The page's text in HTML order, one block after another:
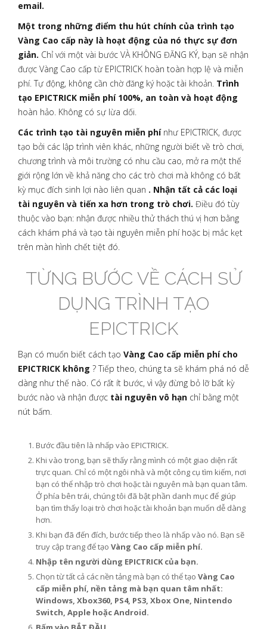
email.
Một trong những điểm thu hút chính của trình tạo
Vàng Cao cấp này là hoạt động của nó thực sự đơn
giản. Chỉ với một vài bước VÀ KHÔNG ĐĂNG KÝ, bạn sẽ nhận
được Vàng Cao cấp từ EPICTRICK hoàn toàn hợp lệ và miễn
phí. Tự động, không cần chờ đăng ký hoặc tài khoản. Trình
tạo EPICTRICK miễn phí 100%, an toàn và hoạt động
hoàn hảo. Không có sự lừa dối.
Các trình tạo tài nguyên miễn phínhư EPICTRICK, được
tạo bởi các lập trình viên khác, những người biết về trò chơi,
chương trình và môi trường có nhu cầu cao, mở ra một thế
giới rộng lớn về khả năng cho các trò chơi mà không có bất
kỳ mục đích sinh lợi nào liên quan . Nhận tất cả các loại
tài nguyên và tiến xa hơn trong trò chơi. Điều đó tùy
thuộc vào bạn: nhận được nhiều thử thách thú vị hơn bằng
cách khám phá và tạo tài nguyên miễn phí hoặc bị mắc kẹt
trên màn hình chết tiệt đó.
TỪNG BƯỚC VỀ CÁCH SỬ
DỤNG TRÌNH TẠO
EPICTRICK
Bạn có muốn biết cách tạo Vàng Cao cấp miễn phí cho
EPICTRICK không ? Tiếp theo, chúng ta sẽ khám phá nó dễ
dàng như thế nào. Có rất ít bước, vì vậy đừng bỏ lỡ bất kỳ
bước nào và nhận được tài nguyên vô hạn chỉ bằng một
nút bấm.
Bước đầu tiên là nhấp vào EPICTRICK.
Khi vào trong, bạn sẽ thấy rằng mình có một giao diện rất
trực quan. Chỉ có một ngôi nhà và một công cụ tìm kiếm, nơi
bạn có thể nhập trò chơi hoặc tài nguyên mà bạn quan tâm.
Ở phía bên trái, chúng tôi đã bật phần danh mục để giúp
bạn tìm thấy loại trò chơi hoặc tài khoản bạn muốn dễ dàng
hơn.
Khi bạn đã đến đích, bước tiếp theo là nhấp vào nó. Bạn sẽ
truy cập trang để tạo Vàng Cao cấp miễn phí.
Nhập tên người dùng EPICTRICK của bạn.
Chọn từ tất cả các nền tảng mà bạn có thể tạo Vàng Cao
cấp miễn phí, nền tảng mà bạn quan tâm nhất:
Windows, Xbox360, PS4, PS3, Xbox One, Nintendo
Switch, Apple hoặc Android.